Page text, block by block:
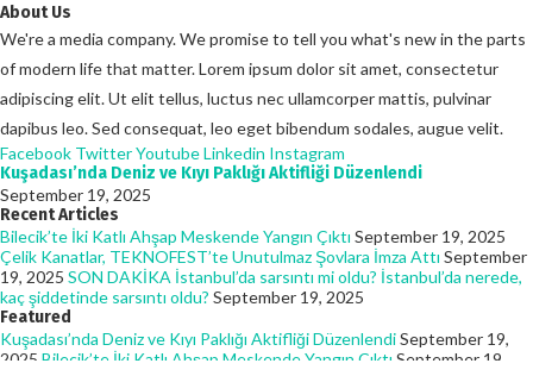
About Us
We're a media company. We promise to tell you what's new in the parts
of modern life that matter. Lorem ipsum dolor sit amet, consectetur
adipiscing elit. Ut elit tellus, luctus nec ullamcorper mattis, pulvinar
dapibus leo. Sed consequat, leo eget bibendum sodales, augue velit.
Facebook TwitterYoutubeLinkedin Instagram
Kuşadası’nda Deniz ve Kıyı Paklığı Aktifliği Düzenlendi
September 19, 2025
Recent Articles
Bilecik’te İki Katlı Ahşap Meskende Yangın Çıktı September 19, 2025
Çelik Kanatlar, TEKNOFEST’te Unutulmaz Şovlara İmza Attı September
19, 2025 SON DAKİKA İstanbul’da sarsıntı mi oldu? İstanbul’da nerede,
kaç şiddetinde sarsıntı oldu? September 19, 2025
Featured
Kuşadası’nda Deniz ve Kıyı Paklığı Aktifliği DüzenlendiSeptember 19,
2025 Bilecik’te İki Katlı Ahşap Meskende Yangın Çıktı September 19,